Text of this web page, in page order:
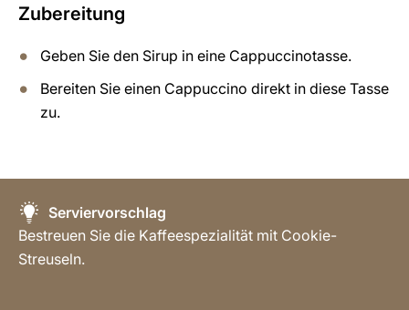
Zubereitung
Geben Sie den Sirup in eine Cappuccinotasse.
Bereiten Sie einen Cappuccino direkt in diese Tasse
zu.
Serviervorschlag
Bestreuen Sie die Kaffeespezialität mit Cookie-
Streuseln.